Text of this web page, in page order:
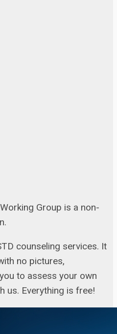
Group is a non-
counseling services. It
no pictures,
to assess your own
us. Everything is free!